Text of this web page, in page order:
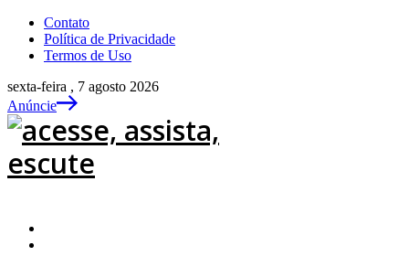
Contato
Política de Privacidade
Termos de Uso
sexta-feira , 7 agosto 2026
Anúncie